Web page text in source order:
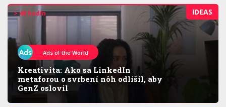
IDEAS
> 48 hodín
Ads of the World
Kreativita: Ako sa LinkedIn
metaforou o svrbení nôh odlíšil, aby
GenZ oslovil